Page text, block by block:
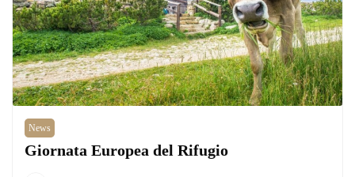
News
Giornata Europea del Rifugio